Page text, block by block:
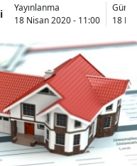
Yayınlanma
18 Nisan 2020 - 11:00
18